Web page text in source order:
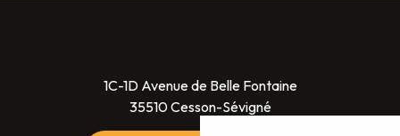
1C-1D Avenue de Belle Fontaine
35510 Cesson-Sévigné